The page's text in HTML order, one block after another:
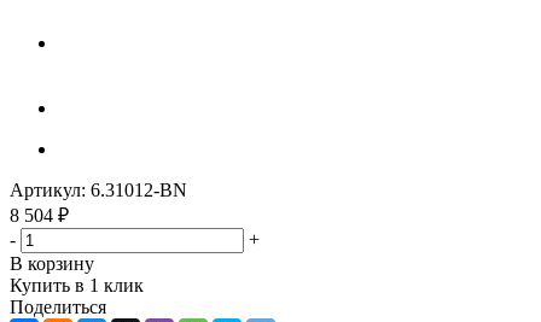
Артикул: 6.31012-BN
8 504 ₽
-
+
В корзину
Купить в 1 клик
Поделиться